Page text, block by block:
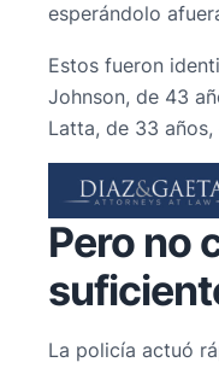
esperándolo
Estos fueron
Johnson, de 43
Latta, de 33 años,
Pero no
La policía actuó